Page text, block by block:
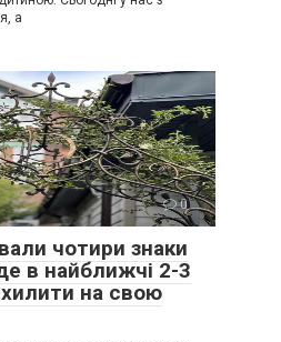
а
0
чотири знаки
в найближчі 2-3
на свою